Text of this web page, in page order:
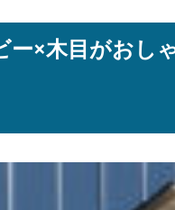
ー×木目がおし